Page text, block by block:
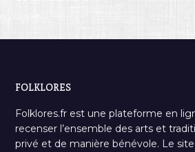
FOLKLORES
Folklores.fr est une plateforme en
recenser l’ensemble des arts et
privé et de manière bénévole. Le